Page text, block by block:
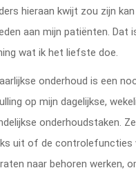
hieraan kwijt zou zijn kan
aan mijn patiënten. Dat
wat ik het liefste doe.
onderhoud is een
op mijn dagelijkse,
onderhoudstaken.
uit of de controlefuncties
naar behoren werken,